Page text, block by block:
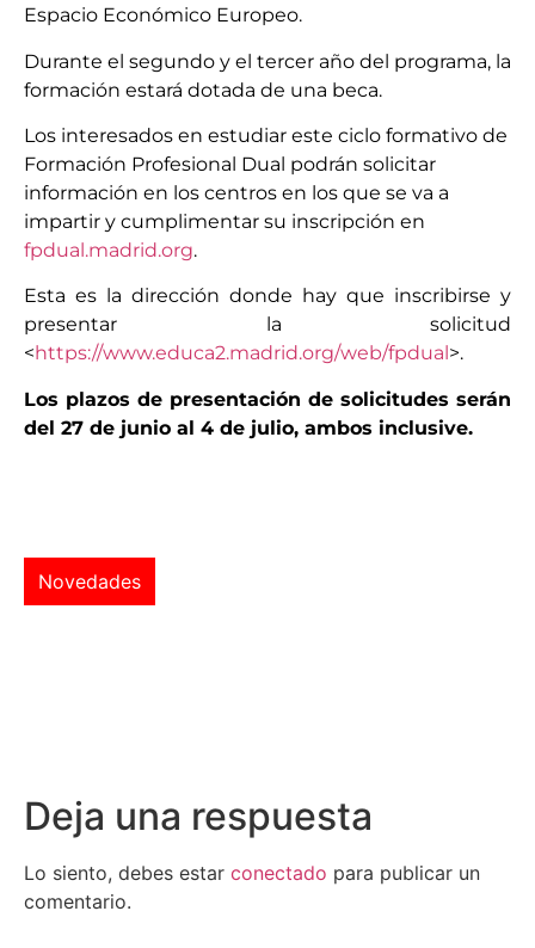
Espacio Económico Europeo.
Durante el segundo y el tercer año del programa, la
formación estará dotada de una beca.
Los interesados en estudiar este ciclo formativo de
Formación Profesional Dual podrán solicitar
información en los centros en los que se va a
impartir y cumplimentar su inscripción en
fpdual.madrid.org.
Esta es la dirección donde hay que inscribirse y
presentar la solicitud
<https://www.educa2.madrid.org/web/fpdual >.
Los plazos de presentación de solicitudes serán
del 27 de junio al 4 de julio, ambos inclusive.
Novedades
Deja una respuesta
Lo siento, debes estar conectado para publicar un
comentario.